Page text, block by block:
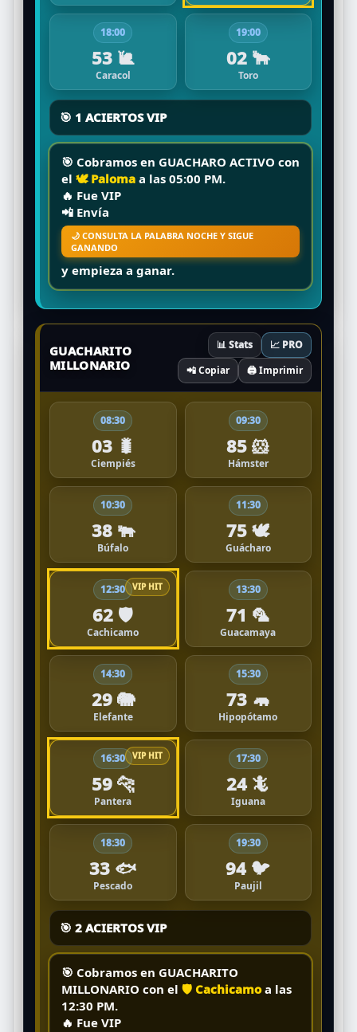
18:00
53 🐌
Caracol
19:00
02 🐂
Toro
🎯 1 ACIERTOS VIP
🎯 Cobramos en GUACHARO ACTIVO con
el 🕊️ Paloma a las 05:00 PM.
🔥 Fue VIP
📲 Envía
🌙 CONSULTA LA PALABRA NOCHE Y SIGUE
GANANDO
y empieza a ganar.
GUACHARITO
MILLONARIO
📊 Stats
📈 PRO
📲 Copiar
🖨️ Imprimir
08:30
03 🐛
Ciempiés
09:30
85 🐹
Hámster
10:30
38 🐃
Búfalo
11:30
75 🕊️
Guácharo
12:30
62 🛡️
Cachicamo
13:30
71 🦜
Guacamaya
14:30
29 🐘
Elefante
15:30
73 🦛
Hipopótamo
16:30
59 🐆
Pantera
17:30
24 🦎
Iguana
18:30
33 🐟
Pescado
19:30
94 🐦
Paujil
🎯 2 ACIERTOS VIP
🎯 Cobramos en GUACHARITO
MILLONARIO con el 🛡️ Cachicamoa las
12:30 PM.
🔥 Fue VIP